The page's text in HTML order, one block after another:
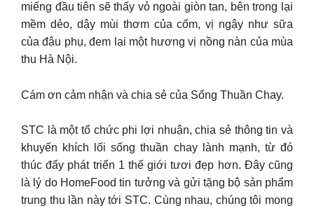
miếng đầu tiên sẽ thấy vỏ ngoài giòn tan, bên trong lại
mềm dẻo, dậy mùi thơm của cốm, vị ngậy như sữa
của đậu phụ, đem lại một hương vị nồng nàn của mùa
thu Hà Nội.
Cám ơn cảm nhận và chia sẻ của Sống Thuần Chay.
STC là một tổ chức phi lợi nhuận, chia sẻ thông tin và
khuyến khích lối sống thuần chay lành mạnh, từ đó
thúc đẩy phát triển 1 thế giới tươi đẹp hơn. Đây cũng
là lý do HomeFood tin tưởng và gửi tặng bộ sản phẩm
trung thu lần này tới STC. Cùng nhau, chúng tôi mong